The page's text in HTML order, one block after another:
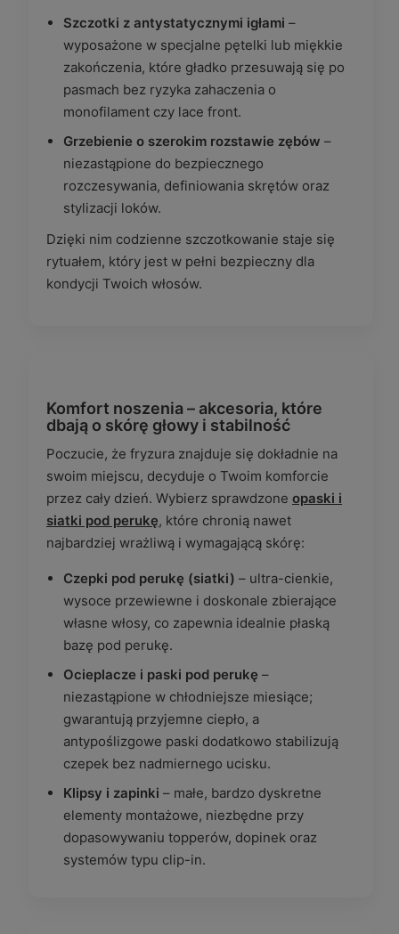
Szczotki z antystatycznymi igłami –
wyposażone w specjalne pętelki lub miękkie
zakończenia, które gładko przesuwają się po
pasmach bez ryzyka zahaczenia o
monofilament czy lace front.
Grzebienie o szerokim rozstawie zębów –
niezastąpione do bezpiecznego
rozczesywania, definiowania skrętów oraz
stylizacji loków.
Dzięki nim codzienne szczotkowanie staje się
rytuałem, który jest w pełni bezpieczny dla
kondycji Twoich włosów.
Komfort noszenia – akcesoria, które
dbają o skórę głowy i stabilność
Poczucie, że fryzura znajduje się dokładnie na
swoim miejscu, decyduje o Twoim komforcie
przez cały dzień. Wybierz sprawdzone opaski i
siatki pod perukę, które chronią nawet
najbardziej wrażliwą i wymagającą skórę:
Czepki pod perukę (siatki) – ultra-cienkie,
wysoce przewiewne i doskonale zbierające
własne włosy, co zapewnia idealnie płaską
bazę pod perukę.
Ocieplacze i paski pod perukę –
niezastąpione w chłodniejsze miesiące;
gwarantują przyjemne ciepło, a
antypoślizgowe paski dodatkowo stabilizują
czepek bez nadmiernego ucisku.
Klipsy i zapinki – małe, bardzo dyskretne
elementy montażowe, niezbędne przy
dopasowywaniu topperów, dopinek oraz
systemów typu clip-in.